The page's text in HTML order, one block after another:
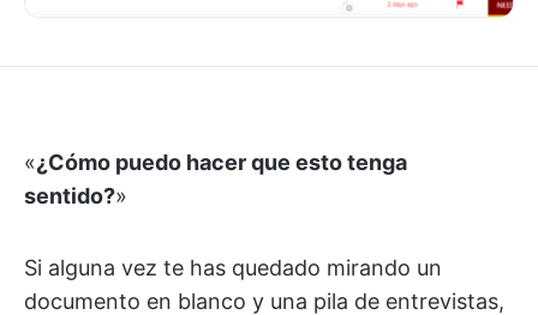
«¿Cómo puedo hacer que esto tenga
sentido?»
Si alguna vez te has quedado mirando un
documento en blanco y una pila de entrevistas,